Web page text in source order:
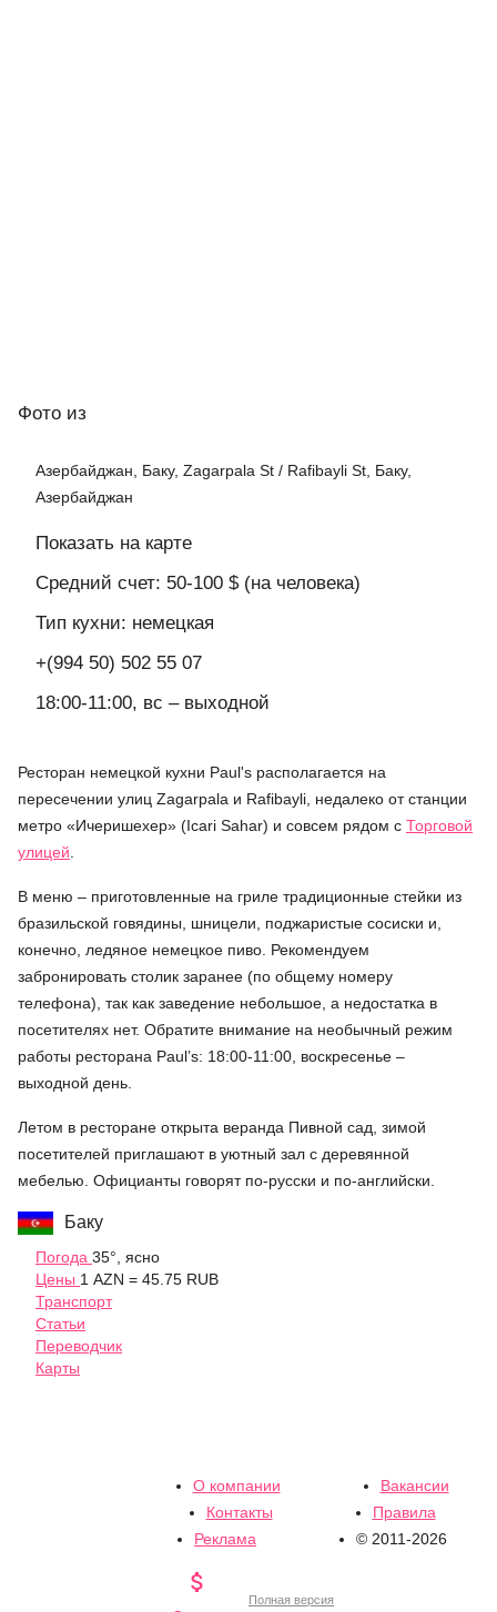
Фото из
Азербайджан, Баку, Zagarpala St / Rafibayli St, Баку,
Азербайджан
Показать на карте
Средний счет: 50-100 $ (на человека)
Тип кухни: немецкая
+(994 50) 502 55 07
18:00-11:00, вс – выходной
Ресторан немецкой кухни Paul's располагается на
пересечении улиц Zagarpala и Rafibayli, недалеко от станции
метро «Ичеришехер» (Icari Sahar) и совсем рядом с Торговой
улицей.
В меню – приготовленные на гриле традиционные стейки из
бразильской говядины, шницели, поджаристые сосиски и,
конечно, ледяное немецкое пиво. Рекомендуем
забронировать столик заранее (по общему номеру
телефона), так как заведение небольшое, а недостатка в
посетителях нет. Обратите внимание на необычный режим
работы ресторана Paul’s: 18:00-11:00, воскресенье –
выходной день.
Летом в ресторане открыта веранда Пивной сад, зимой
посетителей приглашают в уютный зал с деревянной
мебелью. Официанты говорят по-русски и по-английски.
Баку
Погода 35°, ясно
Цены 1 AZN = 45.75 RUB
Транспорт
Статьи
Переводчик
Карты
О компании
Вакансии
Контакты
Правила
Реклама
© 2011-2026

Полная версия